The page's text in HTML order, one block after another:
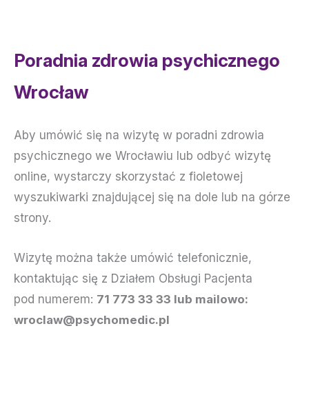
Poradnia zdrowia psychicznego
Wrocław
Aby umówić się na wizytę w poradni zdrowia
psychicznego we Wrocławiu lub odbyć wizytę
online, wystarczy skorzystać z fioletowej
wyszukiwarki znajdującej się na dole lub na górze
strony.
Wizytę można także umówić telefonicznie,
kontaktując się z Działem Obsługi Pacjenta
pod numerem: 71 773 33 33 lub mailowo:
wroclaw@psychomedic.pl